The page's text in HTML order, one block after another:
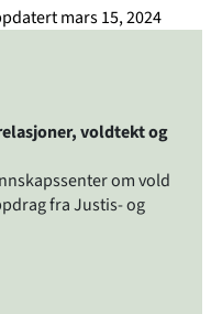
mars 15, 2024
voldtekt og
om vold
fra Justis- og